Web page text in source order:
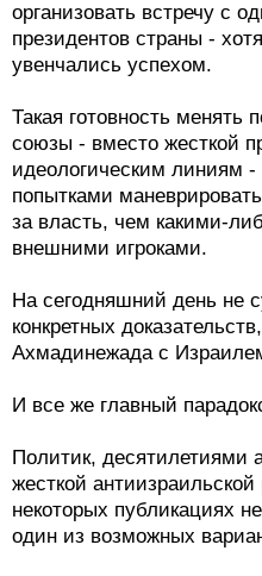
организовать встречу с
президентов страны -
увенчались успехом.
Такая готовность менять
союзы - вместо жесткой
идеологическим линиям -
попытками
за власть, чем какими-
внешними игроками.
На сегодняшний день не
конкретных
Ахмадинежада с
И все же главный
Политик, десятилетиями
жесткой
некоторых публикациях
один из возможных